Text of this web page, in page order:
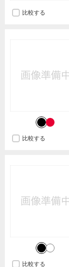
比較する
比較する
比較する